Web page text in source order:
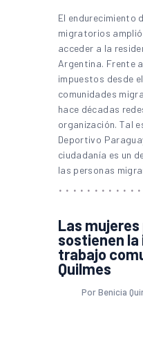
El endurecimiento
migratorios
acceder a la
Argentina. Frente
impuestos desde
comunidades
hace décadas
organización. Tal
Deportivo
ciudadanía es un
las personas
Las
sostienen la
trabajo
Quilmes
Por Benicia